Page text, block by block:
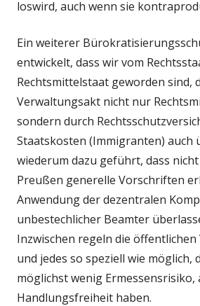
loswird, auch wenn sie
Ein weiterer
entwickelt, dass wir vom
Rechtsmittelstaat geworden sind,
Verwaltungsakt nicht nur
sondern durch
Staatskosten (Immigranten) auch
wiederum dazu geführt, dass
Preußen generelle Vorschriften
Anwendung der dezentralen
unbestechlicher Beamter
Inzwischen regeln die
und jedes so speziell wie möglich,
möglichst wenig Ermessensrisiko,
Handlungsfreiheit haben.